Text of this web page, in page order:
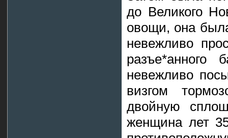
до Великого
овощи, она
невежливо
разъе*анного
невежливо
визгом
двойную
женщина лет